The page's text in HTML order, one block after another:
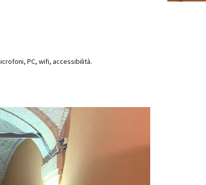
PC, wifi, accessibilità.